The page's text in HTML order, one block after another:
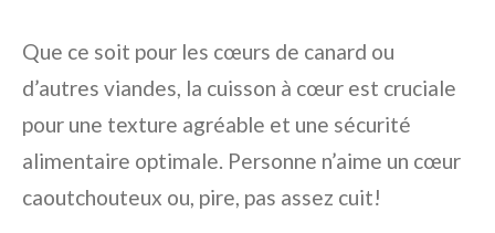
Que ce soit pour les cœurs de canard ou
d’autres viandes, la cuisson à cœur est cruciale
pour une texture agréable et une sécurité
alimentaire optimale. Personne n’aime un cœur
caoutchouteux ou, pire, pas assez cuit!